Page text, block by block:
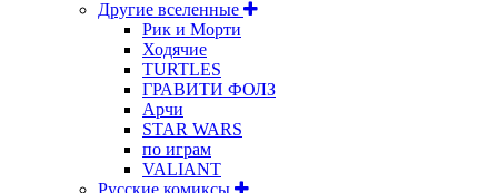
Другие вселенные
Рик и Морти
Ходячие
TURTLES
ГРАВИТИ ФОЛЗ
Арчи
STAR WARS
по играм
VALIANT
Русские комиксы